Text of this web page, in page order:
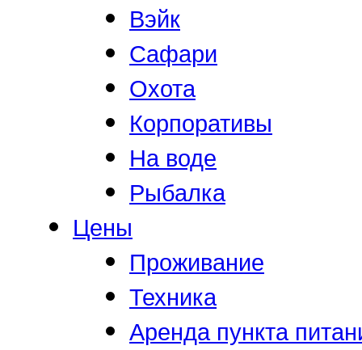
Вэйк
Сафари
Охота
Корпоративы
На воде
Рыбалка
Цены
Проживание
Техника
Аренда пункта